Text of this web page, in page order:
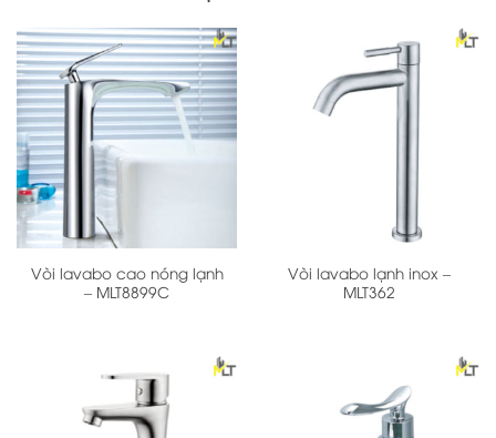
Vòi lavabo cao nóng lạnh
– MLT8899C
Vòi lavabo lạnh inox –
MLT362